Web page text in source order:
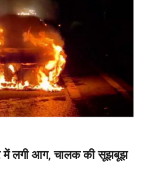
में लगी आग, चालक की सूझबूझ